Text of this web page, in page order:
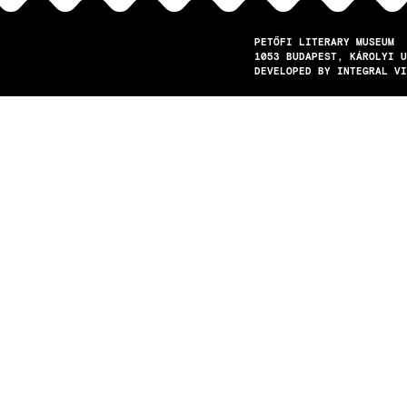
PETŐFI LITERARY MUSEUM
1053
BUDAPEST
KÁROLYI
DEVELOPED BY INTEGRAL